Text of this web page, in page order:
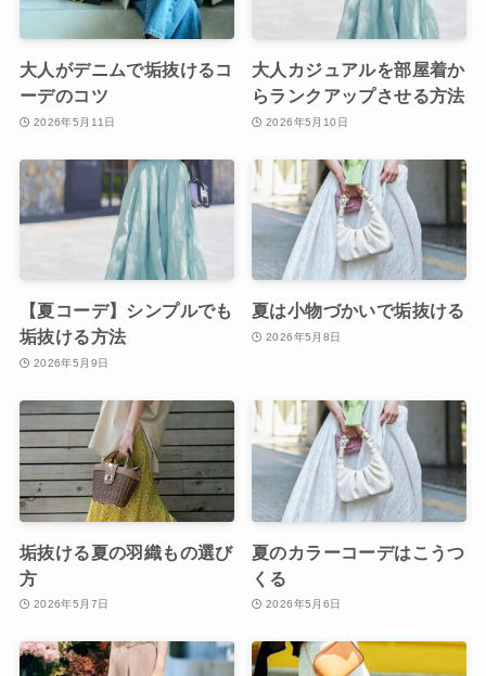
大人がデニムで垢抜けるコ
ーデのコツ
2026年5月11日
大人カジュアルを部屋着か
らランクアップさせる方法
2026年5月10日
【夏コーデ】シンプルでも
垢抜ける方法
2026年5月9日
夏は小物づかいで垢抜ける
2026年5月8日
垢抜ける夏の羽織もの選び
方
2026年5月7日
夏のカラーコーデはこうつ
くる
2026年5月6日